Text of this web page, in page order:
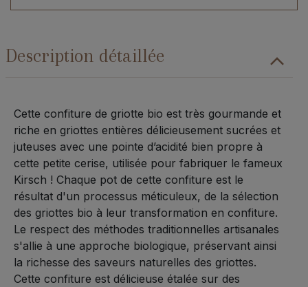
Confiture
bio
Description détaillée
Cette confiture de griotte bio est très gourmande et
riche en griottes entières délicieusement sucrées et
juteuses avec une pointe d’acidité bien propre à
cette petite cerise, utilisée pour fabriquer le fameux
Kirsch ! Chaque pot de cette confiture est le
résultat d'un processus méticuleux, de la sélection
des griottes bio à leur transformation en confiture.
Le respect des méthodes traditionnelles artisanales
s'allie à une approche biologique, préservant ainsi
la richesse des saveurs naturelles des griottes.
Cette confiture est délicieuse étalée sur des